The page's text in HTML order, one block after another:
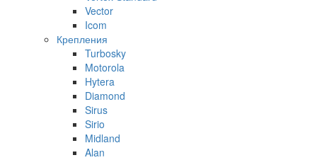
Vector
Icom
Крепления
Turbosky
Motorola
Hytera
Diamond
Sirus
Sirio
Midland
Alan